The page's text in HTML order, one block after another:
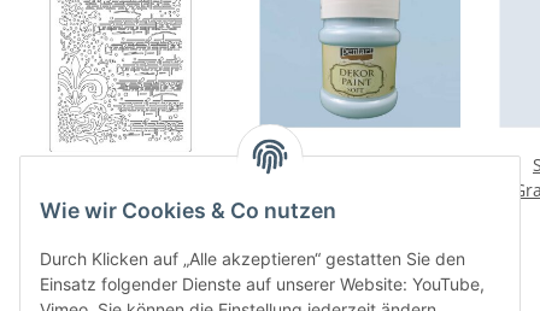
Wie wir Cookies & Co nutzen
Durch Klicken auf „Alle akzeptieren“ gestatten Sie den
Einsatz folgender Dienste auf unserer Website: YouTube,
Strukturmatten
Musik
jetzt nur 2,37 €*
Soft Dekor Farbe Eisblau
8,99 €